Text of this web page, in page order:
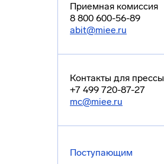
Приемная комиссия
8 800 600-56-89
abit@miee.ru
Контакты для прессы
+7 499 720-87-27
mc@miee.ru
Поступающим